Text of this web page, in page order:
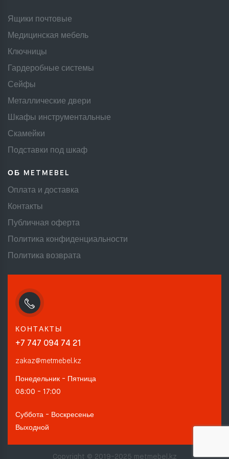
Ящики почтовые
Медицинская мебель
Ключницы
Гардеробные системы
Сейфы
Металлические двери
Шкафы инструментальные
Скамейки
Подставки под шкаф
ОБ METMEBEL
Оплата и доставка
Контакты
Публичная оферта
Политика конфиденциальности
Политика возврата
КОНТАКТЫ
+7 747 094 74 21
zakaz@metmebel.kz
Понедельник - Пятница
08:00 - 17:00
Суббота - Воскресенье
Выходной
Copyright © 2019-2025 metmebel.kz